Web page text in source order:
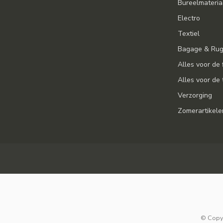
Electro
Textiel
Bagage &
Alles voor de
Alles voor de
Verzorging
©